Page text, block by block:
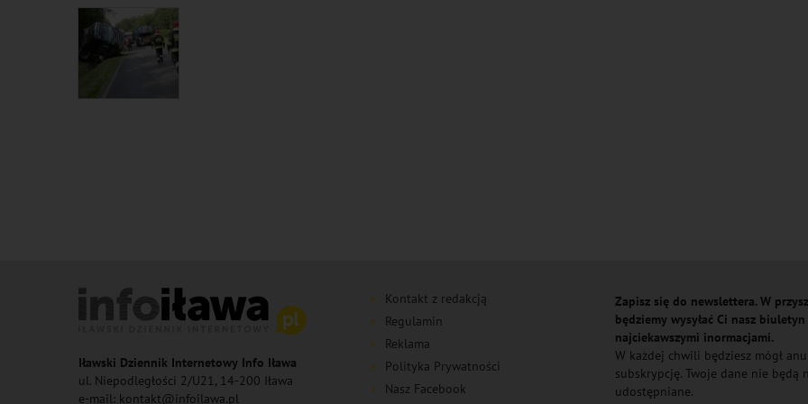
Iławski Dziennik Internetowy Info Iława
ul. Niepodległości 2/U21, 14-200 Iława
e-mail: kontakt@infoilawa.pl
Kontakt z redakcją
Regulamin
Reklama
Polityka Prywatności
Nasz Facebook
Zapisz się do newslettera. W
będziemy wysyłać Ci nasz biuletyn
najciekawszymi inormacjami.
W każdej chwili będziesz mógł
subskrypcję. Twoje dane nie będą
udostępniane.